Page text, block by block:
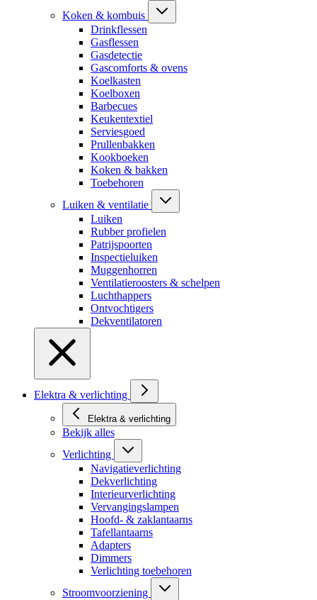
Koken & kombuis
Drinkflessen
Gasflessen
Gasdetectie
Gascomforts & ovens
Koelkasten
Koelboxen
Barbecues
Keukentextiel
Serviesgoed
Prullenbakken
Kookboeken
Koken & bakken
Toebehoren
Luiken & ventilatie
Luiken
Rubber profielen
Patrijspoorten
Inspectieluiken
Muggenhorren
Ventilatieroosters & schelpen
Luchthappers
Ontvochtigers
Dekventilatoren
Elektra & verlichting
Elektra & verlichting
Bekijk alles
Verlichting
Navigatieverlichting
Dekverlichting
Interieurverlichting
Vervangingslampen
Hoofd- & zaklantaarns
Tafellantaarns
Adapters
Dimmers
Verlichting toebehoren
Stroomvoorziening